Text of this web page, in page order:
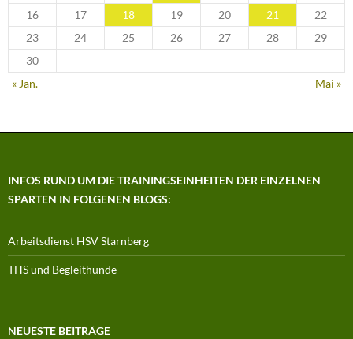
16
17 18 19 20 21
22
23
24 25 26 27 28
29
30
« Jan.
Mai »
INFOS RUND UM DIE TRAININGSEINHEITEN DER EINZELNEN
SPARTEN IN FOLGENEN BLOGS:
Arbeitsdienst HSV Starnberg
THS und Begleithunde
NEUESTE BEITRÄGE